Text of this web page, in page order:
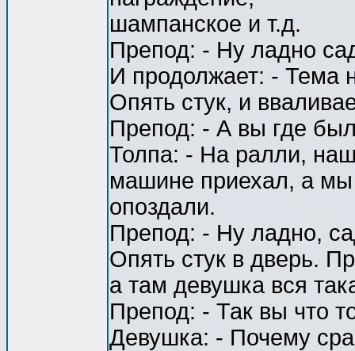
шампанское и т.д.
Препод: - Ну ладно
И продолжает: - Тема
Опять стук, и
Препод: - А вы где
Толпа: - На ралли,
машине приехал, а мы
опоздали.
Препод: - Ну ладно,
Опять стук в дверь.
а там девушка вся
Препод: - Так вы что
Девушка: - Почему